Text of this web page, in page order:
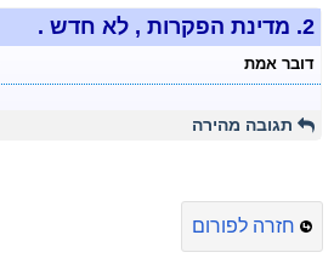
2. מדינת הפקרות , לא חדש .
דובר אמת
תגובה מהירה
חזרה לפורום